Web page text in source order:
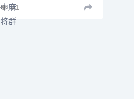
老平台,专人管理,全年365天无休,
信誉NO。1,加不
41